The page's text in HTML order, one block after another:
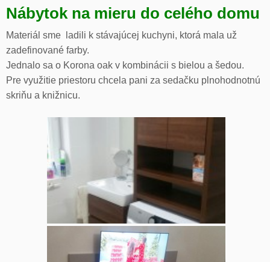
Nábytok na mieru do celého domu
Materiál sme ladili k stávajúcej kuchyni, ktorá mala už
zadefinované farby.
Jednalo sa o Korona oak v kombinácii s bielou a šedou.
Pre využitie priestoru chcela pani za sedačku plnohodnotnú
skriňu a knižnicu.